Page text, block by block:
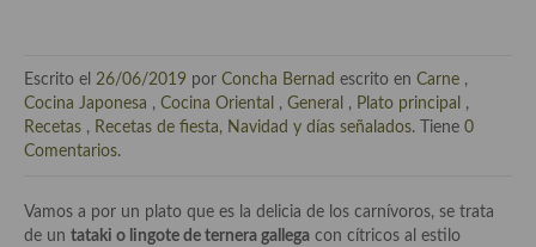
En la mesa: menaje, vajilla, técnicas de emplatado, decoración
Especias, hierbas, condimentos, espesantes y aditivos
historias culinarias y otras cosas
Escrito el 26/06/2019 por Concha Bernad escrito en Carne ,
Cocina Japonesa , Cocina Oriental , General , Plato principal
,
Recetas , Recetas de fiesta, Navidad y días señalados. Tiene 0
Comentarios.
Vamos a por un plato que es la delicia de los carnívoros, se trata
de un tataki o lingote de ternera gallega con cítricos al estilo